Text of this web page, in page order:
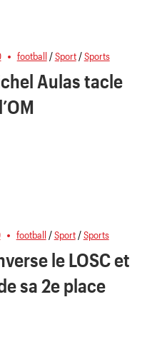
football/Sport/Sports
Aulas tacle
football/Sport/Sports
le LOSC et
sa 2e place